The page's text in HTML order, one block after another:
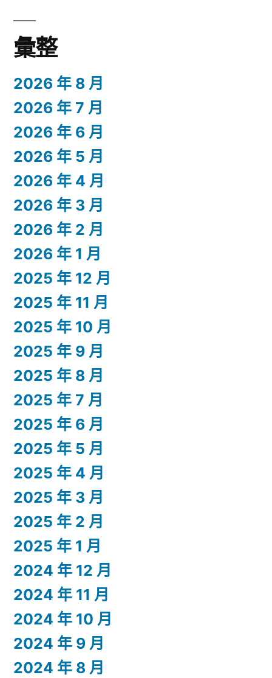
彙整
2026 年 8 月
2026 年 7 月
2026 年 6 月
2026 年 5 月
2026 年 4 月
2026 年 3 月
2026 年 2 月
2026 年 1 月
2025 年 12 月
2025 年 11 月
2025 年 10 月
2025 年 9 月
2025 年 8 月
2025 年 7 月
2025 年 6 月
2025 年 5 月
2025 年 4 月
2025 年 3 月
2025 年 2 月
2025 年 1 月
2024 年 12 月
2024 年 11 月
2024 年 10 月
2024 年 9 月
2024 年 8 月